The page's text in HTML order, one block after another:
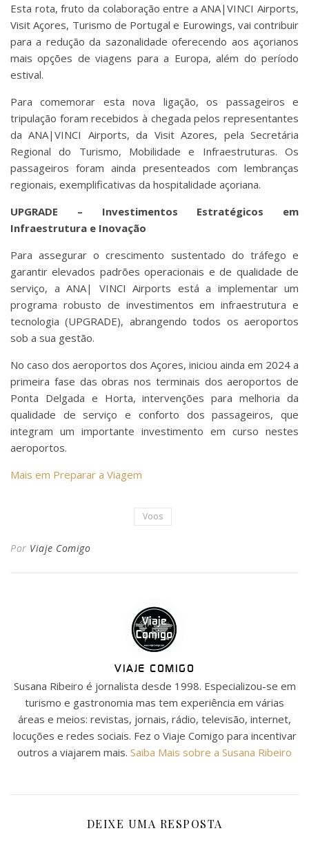
Esta rota, fruto da colaboração entre a ANA|VINCI Airports,
Visit Açores, Turismo de Portugal e Eurowings, vai contribuir
para a redução da sazonalidade oferecendo aos açorianos
mais opções de viagens para a Europa, além do período
estival.
Para comemorar esta nova ligação, os passageiros e
tripulação foram recebidos à chegada pelos representantes
da ANA|VINCI Airports, da Visit Azores, pela Secretária
Regional do Turismo, Mobilidade e Infraestruturas. Os
passageiros foram ainda presenteados com lembranças
regionais, exemplificativas da hospitalidade açoriana.
UPGRADE – Investimentos Estratégicos em
Infraestrutura e Inovação
Para assegurar o crescimento sustentado do tráfego e
garantir elevados padrões operacionais e de qualidade de
serviço, a ANA| VINCI Airports está a implementar um
programa robusto de investimentos em infraestrutura e
tecnologia (UPGRADE), abrangendo todos os aeroportos
sob a sua gestão.
No caso dos aeroportos dos Açores, iniciou ainda em 2024 a
primeira fase das obras nos terminais dos aeroportos de
Ponta Delgada e Horta, intervenções para melhoria da
qualidade de serviço e conforto dos passageiros, que
integram um importante investimento em curso nestes
aeroportos.
Mais em Preparar a Viagem
Voos
Por Viaje Comigo
VIAJE COMIGO
Susana Ribeiro é jornalista desde 1998. Especializou-se em
turismo e gastronomia mas tem experiência em várias
áreas e meios: revistas, jornais, rádio, televisão, internet,
locuções e redes sociais. Fez o Viaje Comigo para incentivar
outros a viajarem mais. Saiba Mais sobre a Susana Ribeiro
DEIXE UMA RESPOSTA